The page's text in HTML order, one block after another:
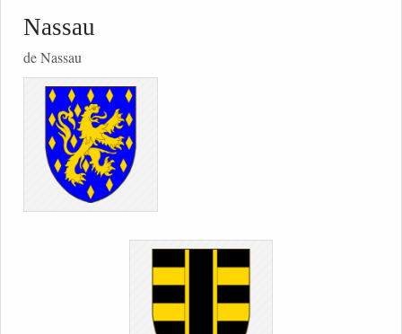
Nassau
de Nassau